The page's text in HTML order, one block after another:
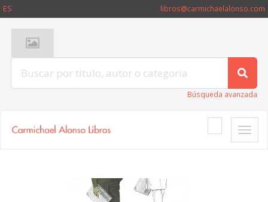
ES libros@carmichaelalonso.com
Búsqueda avanzada
Toggle